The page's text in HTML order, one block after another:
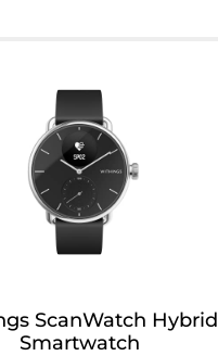
ScanWatch Hybrid
Smartwatch